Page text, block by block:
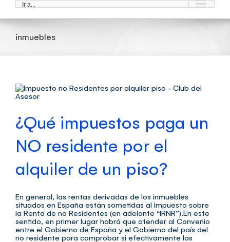
Ir a...
inmuebles
¿Qué impuestos paga un
NO residente por el
alquiler de un piso?
En general, las rentas derivadas de los inmuebles
situados en España están sometidas al Impuesto sobre
la Renta de no Residentes (en adelante “IRNR”).En este
sentido, en primer lugar habrá que atender al Convenio
entre el Gobierno de España y el Gobierno del país del
no residente para comprobar si efectivamente las